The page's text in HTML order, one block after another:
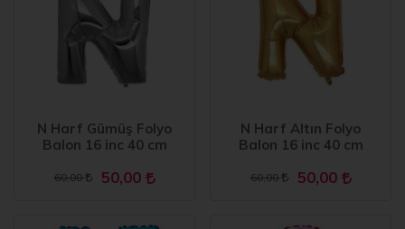
N Harf Gümüş Folyo
Balon 16 inc 40 cm
60,00 50,00
N Harf Altın Folyo
Balon 16 inc 40 cm
60,00 50,00